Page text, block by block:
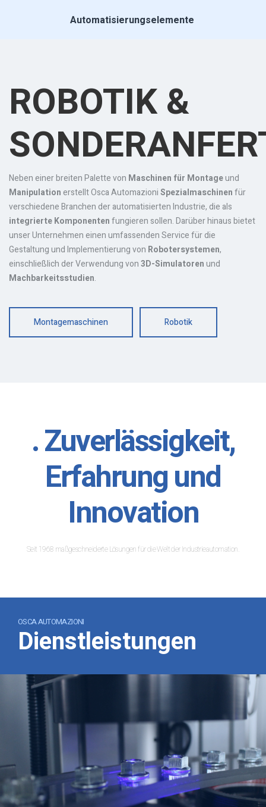
Automatisierungselemente
ROBOTIK &
Neben einer breiten Palette von Maschinen für Montageund
Manipulation erstellt Osca AutomazioniSpezialmaschinenfür
verschiedene Branchen der automatisierten Industrie, die als
integrierte Komponentenfungieren sollen. Darüber hinaus bietet
unser Unternehmen einen umfassenden Service für die
Gestaltung und Implementierung von Robotersystemen,
einschließlich der Verwendung von3D-Simulatorenund
Machbarkeitsstudien.
Montagemaschinen Robotik
. Zuverlässigkeit,
Erfahrung und
Innovation
Seit 1968 maßgeschneiderte Lösungen für die Welt der Industrieautomation.
OSCA AUTOMAZIONI
Dienstleistungen